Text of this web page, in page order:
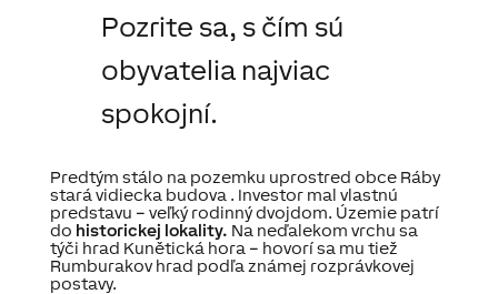
Pozrite sa, s čím sú
obyvatelia najviac
spokojní.
Predtým stálo na pozemku uprostred obce Ráby
stará vidiecka budova . Investor mal vlastnú
predstavu – veľký rodinnýdvojdom. Územie patrí
do historickej lokality. Na neďalekom vrchu sa
týči hrad Kunětická hora – hovorísa mu tiež
Rumburakov hrad podľa známej rozprávkovej
postavy.